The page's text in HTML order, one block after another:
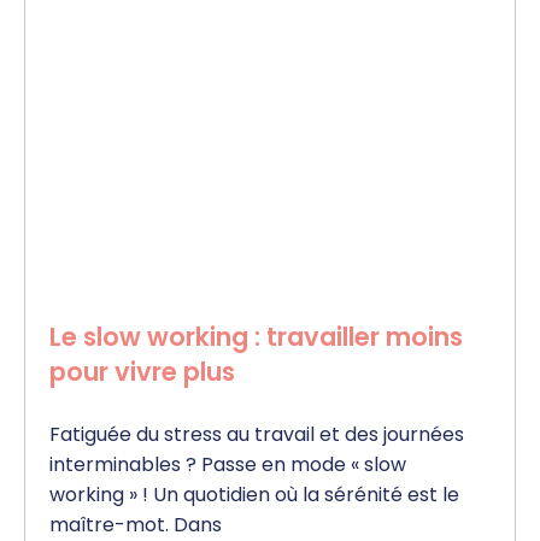
Le slow working : travailler moins
pour vivre plus
Fatiguée du stress au travail et des journées
interminables ? Passe en mode « slow
working » ! Un quotidien où la sérénité est le
maître-mot. Dans